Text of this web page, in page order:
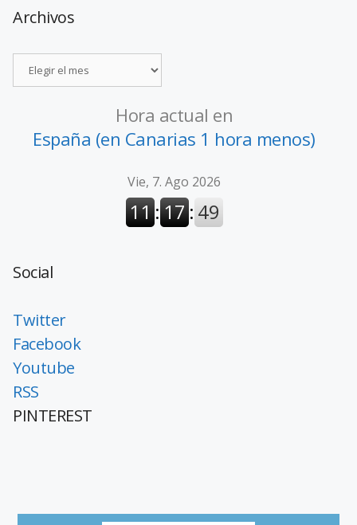
Archivos
Hora actual en
España (en Canarias 1 hora menos)
Social
Twitter
Facebook
Youtube
RSS
PINTEREST